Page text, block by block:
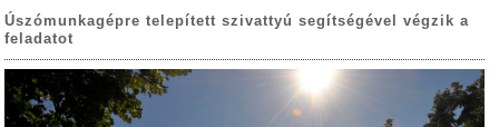
Úszómunkagépre telepített szivattyú segítségével végzik a
feladatot